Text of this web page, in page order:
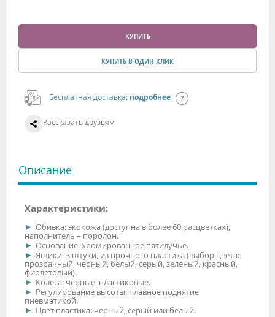
КУПИТЬ
КУПИТЬ В ОДИН КЛИК
Бесплатная доставка: подробнее
Рассказать друзьям
Описание
Характеристики:
Обивка: экокожа (доступна в более 60 расцветках),
наполнитель – поролон.
Основание: хромированное пятилучье.
Ящики: 3 штуки, из прочного пластика (выбор цвета:
прозрачный, черный, белый, серый, зеленый, красный,
фиолетовый).
Колеса: черные, пластиковые.
Регулирование высоты: плавное поднятие
пневматикой.
Цвет пластика: черный, серый или белый.